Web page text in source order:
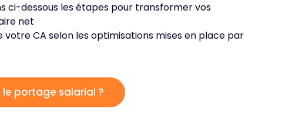
ci-dessous les étapes pour transformer vos
net
votre CA selon les optimisations mises en place par
portage salarial ?